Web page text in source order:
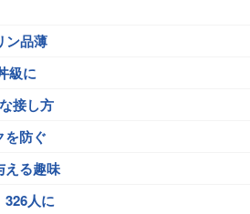
ン品薄
級に
接し方
を防ぐ
える趣味
326人に